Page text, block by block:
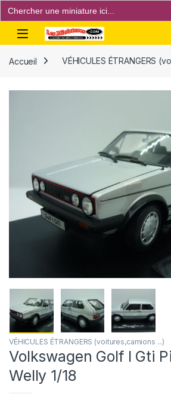
Search
for:
Open
Accueil VÉHICULES ÉTRANGERS
VÉHICULES ÉTRANGERS (voitures,camions ...)
Volkswagen Golf I Gti
Welly 1/18